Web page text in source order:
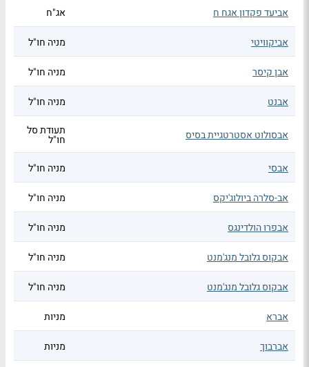
אביעד פקדון אגח ח אג"ח
אביקוויטי מניה חו"ל
אבן קיסר מניה חו"ל
אבנט מניה חו"ל
אבסולוט אסטרטגיית בסיס תעודת סל
חו"ל
אבסי
מניה חו"ל
אב-סלרה ביולוג'יקס מניה חו"ל
אבפרו הולדינגס מניה חו"ל
אבקוס גלובל מנג'מנט מניה חו"ל
אבקוס גלובל מנג'מנט מניה חו"ל
אברא מניות
אברבוך מניות